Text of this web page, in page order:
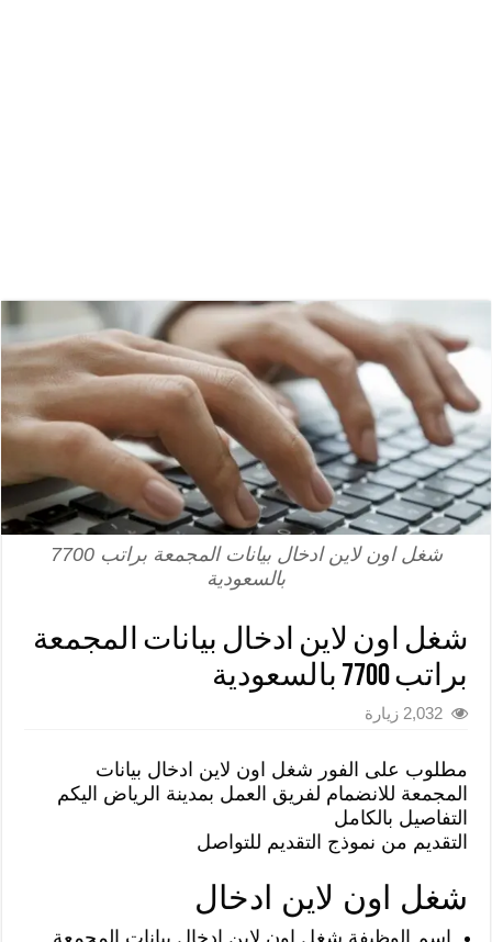
شغل اون لاين ادخال بيانات المجمعة براتب 7700
بالسعودية
شغل اون لاين ادخال بيانات المجمعة
براتب 7700 بالسعودية
2,032 زيارة
مطلوب على الفور شغل اون لاين ادخال بيانات
المجمعة للانضمام لفريق العمل بمدينة الرياض اليكم
التفاصيل بالكامل
التقديم من نموذج التقديم للتواصل
شغل اون لاين ادخال
اسم الوظيفة شغل اون لاين ادخال بيانات المجمعة